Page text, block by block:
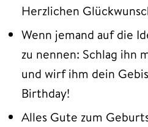
Herzlichen
Wenn jemand auf die
zu nennen: Schlag ihn
und wirf ihm dein
Birthday!
Alles Gute zum